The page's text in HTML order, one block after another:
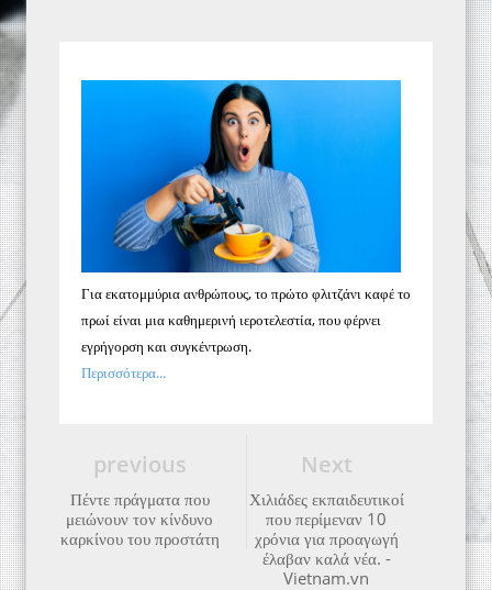
Για εκατομμύρια ανθρώπους, το πρώτο φλιτζάνι καφέ το
πρωί είναι μια καθημερινή ιεροτελεστία, που φέρνει
εγρήγορση και συγκέντρωση.
Περισσότερα...
Next
Χιλιάδες εκπαιδευτικοί
που περίμεναν 10
χρόνια για προαγωγή
έλαβαν καλά νέα. -
Vietnam.vn
previous
Πέντε πράγματα που
μειώνουν τον κίνδυνο
καρκίνου του προστάτη